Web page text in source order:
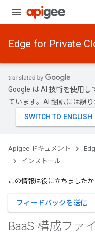
Edge for Private
Google は AI 技術を使用
ています。AI 翻訳には誤
Apigee ドキュメント
インストール
この情報は役に立ちましたか
フィードバックを送信
BaaS 構成ファ